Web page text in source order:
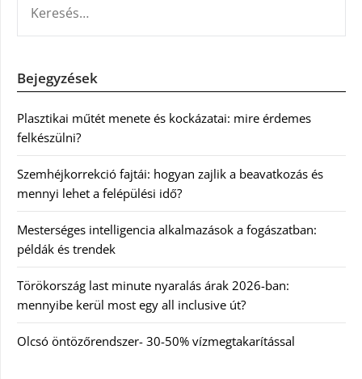
Bejegyzések
Plasztikai műtét menete és kockázatai: mire érdemes
felkészülni?
Szemhéjkorrekció fajtái: hogyan zajlik a beavatkozás és
mennyi lehet a felépülési idő?
Mesterséges intelligencia alkalmazások a fogászatban:
példák és trendek
Törökország last minute nyaralás árak 2026-ban:
mennyibe kerül most egy all inclusive út?
Olcsó öntözőrendszer- 30-50% vízmegtakarítással